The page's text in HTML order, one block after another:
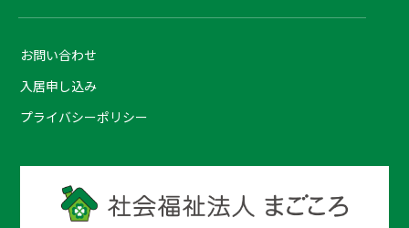
お問い合わせ
入居申し込み
プライバシーポリシー